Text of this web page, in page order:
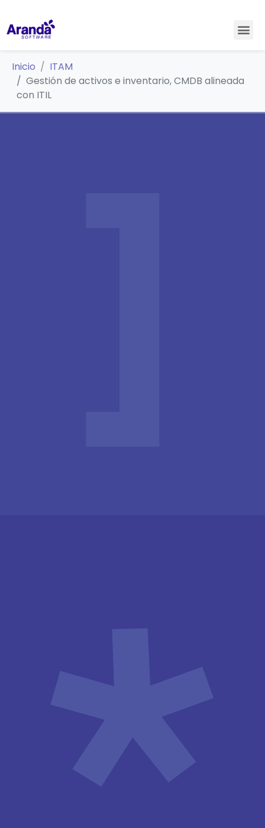
Inicio
ITAM
Gestión de activos e inventario, CMDB alineada
con ITIL